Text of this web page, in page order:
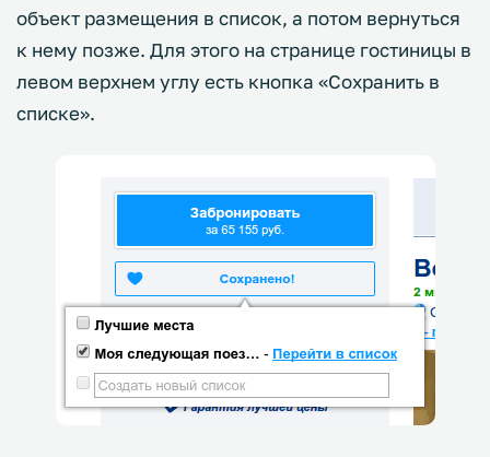
объект размещения в список, а потом вернуться
к нему позже. Для этого на странице гостиницы в
левом верхнем углу есть кнопка «Сохранить в
списке».